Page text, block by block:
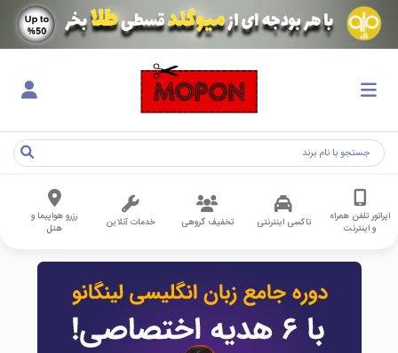
اپراتور تلفن همراه
و اینترنت
تاکسی اینترنتی تخفیف گروهی خدمات آنلاین
رزرو هواپیما و
هتل